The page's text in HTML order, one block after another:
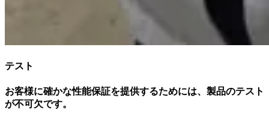
テスト
お客様に確かな性能保証を提供するためには、製品のテスト
が不可欠です。